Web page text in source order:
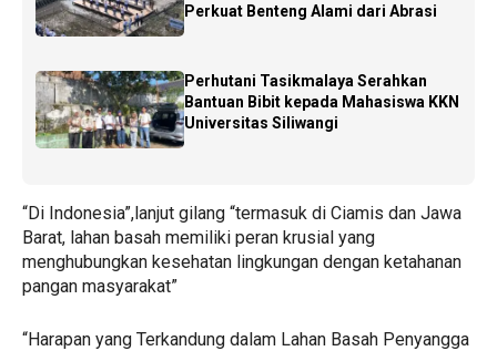
Perkuat Benteng Alami dari Abrasi
Perhutani Tasikmalaya Serahkan
Bantuan Bibit kepada Mahasiswa KKN
Universitas Siliwangi
“Di Indonesia”,lanjut gilang “termasuk di Ciamis dan Jawa
Barat, lahan basah memiliki peran krusial yang
menghubungkan kesehatan lingkungan dengan ketahanan
pangan masyarakat”
“Harapan yang Terkandung dalam Lahan Basah Penyangga